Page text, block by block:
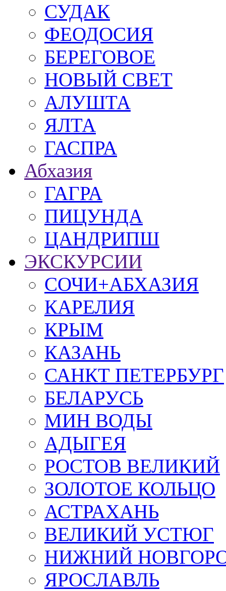
СУДАК
ФЕОДОСИЯ
БЕРЕГОВОЕ
НОВЫЙ СВЕТ
АЛУШТА
ЯЛТА
ГАСПРА
Абхазия
ГАГРА
ПИЦУНДА
ЦАНДРИПШ
ЭКСКУРСИИ
СОЧИ+АБХАЗИЯ
КАРЕЛИЯ
КРЫМ
КАЗАНЬ
САНКТ ПЕТЕРБУРГ
БЕЛАРУСЬ
МИН ВОДЫ
АДЫГЕЯ
РОСТОВ ВЕЛИКИЙ
ЗОЛОТОЕ КОЛЬЦО
АСТРАХАНЬ
ВЕЛИКИЙ УСТЮГ
НИЖНИЙ
ЯРОСЛАВЛЬ